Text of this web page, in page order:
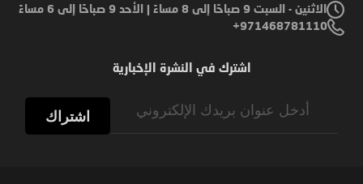
الاثنين - السبت 9 صباحًا إلى 8 مساءً | الأحد 9 صباحًا إلى 6 مساءً
971468781110+
اشترك في النشرة الإخبارية
اشتراك